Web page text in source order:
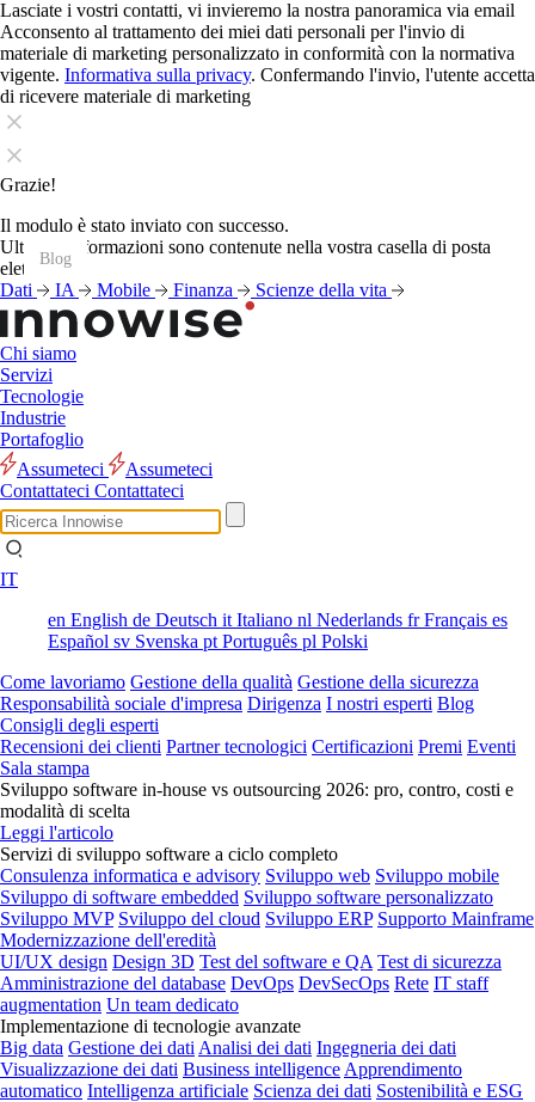
Lasciate i vostri contatti, vi invieremo la nostra panoramica via email
Acconsento al trattamento dei miei dati personali per l'invio di
materiale di marketing personalizzato in conformità con la normativa
vigente. Informativa sulla privacy. Confermando l'invio, l'utente accetta
di ricevere materiale di marketing
Grazie!
Il modulo è stato inviato con successo.
Ulteriori informazioni sono contenute nella vostra casella di posta
elettronica.
Dati
IA Mobile Finanza Scienze della vita
Chi siamo
Servizi
Tecnologie
Industrie
Portafoglio
Assumeteci
Assumeteci
Contattateci Contattateci
IT
en English de Deutsch it Italiano nl Nederlands frFrançais es
Español sv Svenska pt Português pl Polski
Come lavoriamo Gestione della qualità Gestione della sicurezza
Responsabilità sociale d'impresa Dirigenza I nostri esperti Blog
Consigli degli esperti
Recensioni dei clienti Partner tecnologici Certificazioni Premi Eventi
Sala stampa
Sviluppo software in-house vs outsourcing 2026: pro, contro, costi e
modalità di scelta
Leggi l'articolo
Servizi di sviluppo software a ciclo completo
Consulenza informatica e advisory Sviluppo web Sviluppo mobile
Sviluppo di software embedded Sviluppo software personalizzato
Sviluppo MVP Sviluppo del cloud Sviluppo ERP Supporto Mainframe
Modernizzazione dell'eredità
UI/UX design Design 3D Test del software e QA Test di sicurezza
Amministrazione del database DevOps DevSecOps Rete IT staff
augmentation Un team dedicato
Implementazione di tecnologie avanzate
Big data Gestione dei dati Analisi dei dati Ingegneria dei dati
Visualizzazione dei dati Business intelligence Apprendimento
automatico Intelligenza artificiale Scienza dei dati Sostenibilità e ESG
Blog
Blog
Blog
Blog
Blog
Blog
Blog
Blog
Blog
Blog
Blog
Blog